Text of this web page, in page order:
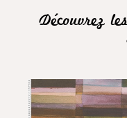
Découvrez